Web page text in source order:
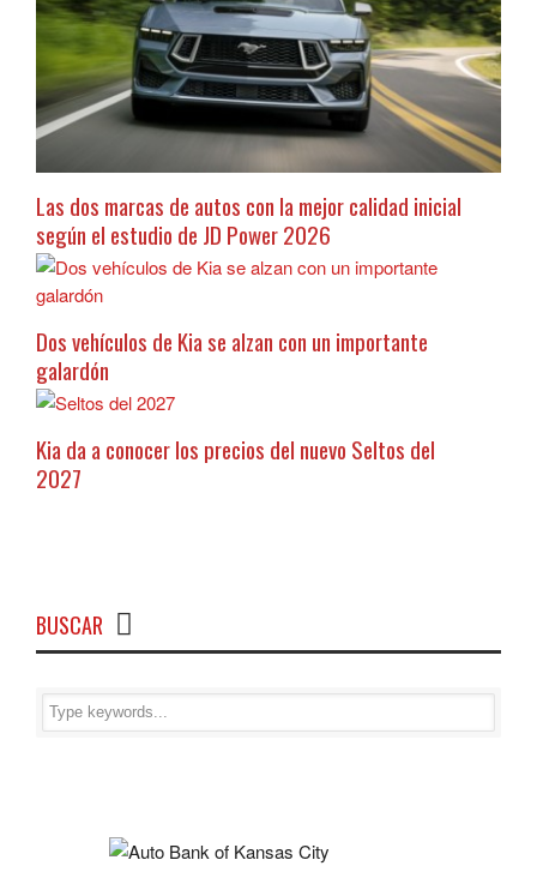
Las dos marcas de autos con la mejor calidad inicial
según el estudio de JD Power 2026
Dos vehículos de Kia se alzan con un importante
galardón
Kia da a conocer los precios del nuevo Seltos del
2027
BUSCAR